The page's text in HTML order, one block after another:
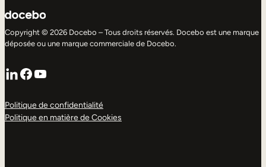
Copyright © 2026 Docebo – Tous droits réservés. Docebo est une marque
déposée ou une marque commerciale de Docebo.
LinkedIn
Facebook
YouTube
Politique de confidentialité
Politique en matière de Cookies